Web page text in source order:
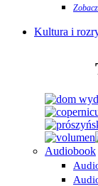
Kultura i
Audiobook